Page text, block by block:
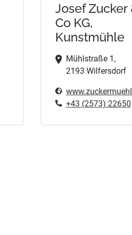
Josef Zucker
Co KG,
Kunstmühle
Mühlstraße 1,
2193 Wilfersdorf
+43 (2573) 22650